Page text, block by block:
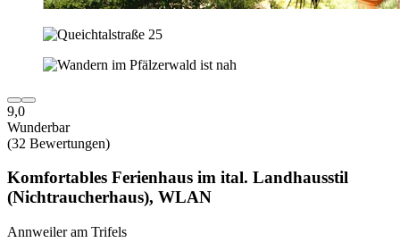
9,0
Wunderbar
(32 Bewertungen)
Komfortables Ferienhaus im ital. Landhausstil
(Nichtraucherhaus), WLAN
Annweiler am Trifels